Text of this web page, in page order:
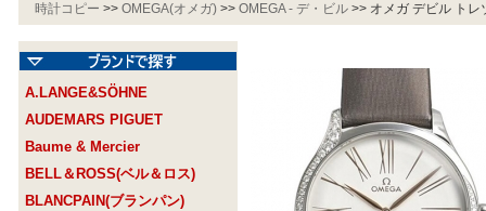
時計コピー >> OMEGA(オメガ) >> OMEGA - デ・ビル >> オメガ デビル ト
A.LANGE&SÖHNE
AUDEMARS PIGUET
Baume & Mercier
BELL＆ROSS(ベル＆ロス)
BLANCPAIN(ブランパン)